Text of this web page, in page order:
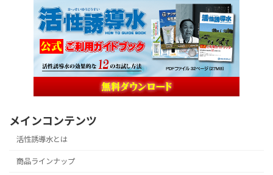
メインコンテンツ
活性誘導水とは
商品ラインナップ